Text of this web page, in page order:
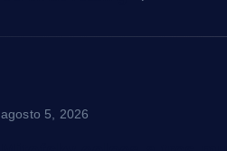
agosto 5, 2026